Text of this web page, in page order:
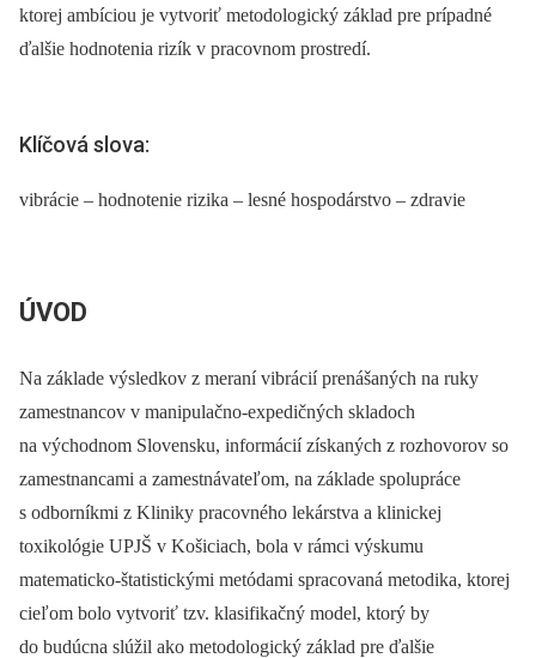
ktorej ambíciou je vytvoriť metodologický základ pre prípadné
ďalšie hodnotenia rizík v pracovnom prostredí.
Klíčová slova:
vibrácie – hodnotenie rizika – lesné hospodárstvo – zdravie
ÚVOD
Na základe výsledkov z meraní vibrácií prenášaných na ruky
zamestnancov v manipulačno-expedičných skladoch
na východnom Slovensku, informácií získaných z rozhovorov so
zamestnancami a zamestnávateľom, na základe spolupráce
s odborníkmi z Kliniky pracovného lekárstva a klinickej
toxikológie UPJŠ v Košiciach, bola v rámci výskumu
matematicko-štatistickými metódami spracovaná metodika, ktorej
cieľom bolo vytvoriť tzv. klasifikačný model, ktorý by
do budúcna slúžil ako metodologický základ pre ďalšie